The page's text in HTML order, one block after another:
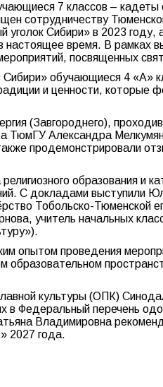
7 классов – кадеты
сотрудничеству
уголок Сибири» в 2023 году,
настоящее время. В рамках
посвященных
Сибири» обучающиеся 4 «А»
и ценности, которые
(Завгороднего),
ТюмГУ Александра
продемонстрировали
образования и
С докладами выступили
Тобольско-Тюменской
учитель начальных
опытом проведения
образовательном
культуры (ОПК)
в Федеральный перечень
Владимировна
2027 года.